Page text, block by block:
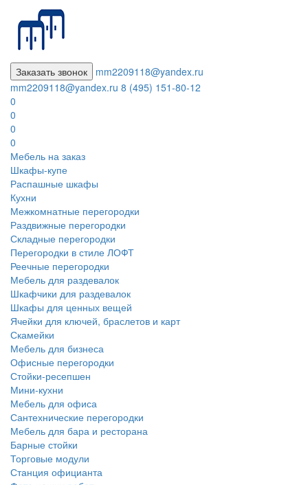
Заказать звонок
mm2209118@yandex.ru
mm2209118@yandex.ru 8 (495) 151-80-12
0
0
0
0
Мебель на заказ
Шкафы-купе
Распашные шкафы
Кухни
Межкомнатные перегородки
Раздвижные перегородки
Складные перегородки
Перегородки в стиле ЛОФТ
Реечные перегородки
Мебель для раздевалок
Шкафчики для раздевалок
Шкафы для ценных вещей
Ячейки для ключей, браслетов и карт
Скамейки
Мебель для бизнеса
Офисные перегородки
Стойки-ресепшен
Мини-кухни
Мебель для офиса
Сантехнические перегородки
Мебель для бара и ресторана
Барные стойки
Торговые модули
Станция официанта